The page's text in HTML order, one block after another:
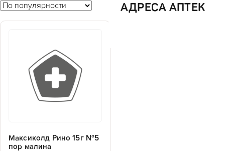
АДРЕСА АПТЕК
Максиколд Рино 15г №5
пор малина